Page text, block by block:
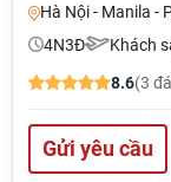
Hà Nội - Manila -
4N3Đ
Khách
8.6(3
Gửi yêu cầu